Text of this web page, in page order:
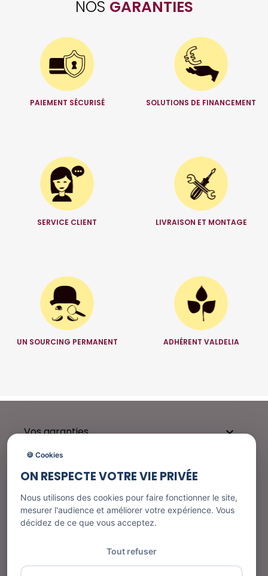
NOS GARANTIES
PAIEMENT SÉCURISÉ SOLUTIONS DE FINANCEMENT
SERVICE CLIENT LIVRAISON ET MONTAGE
UN SOURCING PERMANENT ADHÉRENT VALDELIA
Vos garanties 
Besoin d'aide ?
Nos services
🍪 Cookies
ON RESPECTE VOTRE VIE PRIVÉE
Nous utilisons des cookies pour faire fonctionner le site,
mesurer l'audience et améliorer votre expérience. Vous
décidez de ce que vous acceptez.
Tout refuser